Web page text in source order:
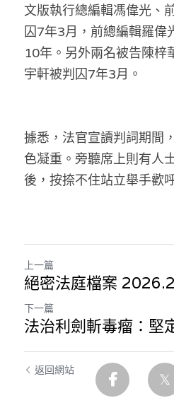
陳貴春大律師專欄
陳子遷律師專欄
羅浚軒專欄
汪明欣專欄
張美雄專欄
文版執行總編輯馮偉光、
囚7年3月，前總編輯羅偉
10年。另外兩名被告陳梓
宇軒被判囚7年3月。
據悉，法官宣讀判詞期間
色凝重。旁聽席上則有人
後，按捺不住站立舉手歡
上一篇
絕密法庭檔案
下一篇
法治利劍斬毒瘤：堅
返回網站